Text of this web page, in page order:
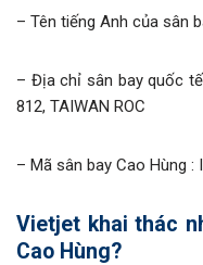
– Tên tiếng Anh của sân
– Địa chỉ sân bay quốc
812, TAIWAN ROC
– Mã sân bay Cao Hùng :
Vietjet khai thác
Cao Hùng?